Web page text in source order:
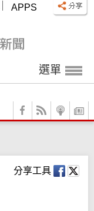
APPS
選單
分享工具